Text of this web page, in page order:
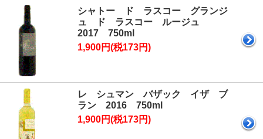
シャトー ド ラスコー グランジ
ュ ド ラスコー ルージュ
2017 750ml
1,900円(税173円)
レ シュマン バザック イザ ブ
ラン 2016 750ml
1,900円(税173円)